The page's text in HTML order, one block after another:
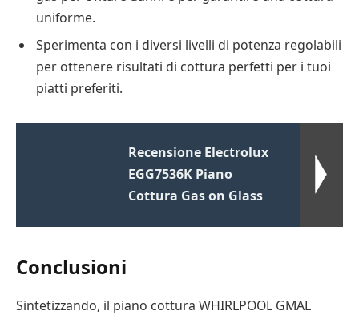
uniforme.
Sperimenta con i diversi livelli di potenza regolabili
per ottenere risultati di cottura perfetti per i tuoi
piatti preferiti.
Recensione Electrolux
EGG7536K Piano
Cottura Gas on Glass
Conclusioni
Sintetizzando, il piano cottura WHIRLPOOL GMAL